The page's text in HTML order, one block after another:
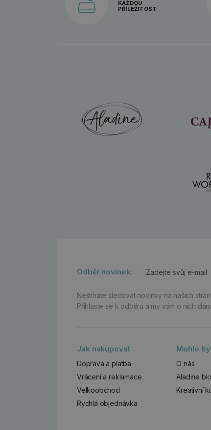
KAŽDOU
PŘÍLEŽITOST
Odběr novinek:
Nestíháte sledovat novinky na našich
Přihlaste se k odběru a my vám o nich
Jak nakupovat
Doprava a platba
Vrácení a reklamace
Velkoobchod
Rychlá objednávka
Mohlo
O nás
Aladine
Kreativní